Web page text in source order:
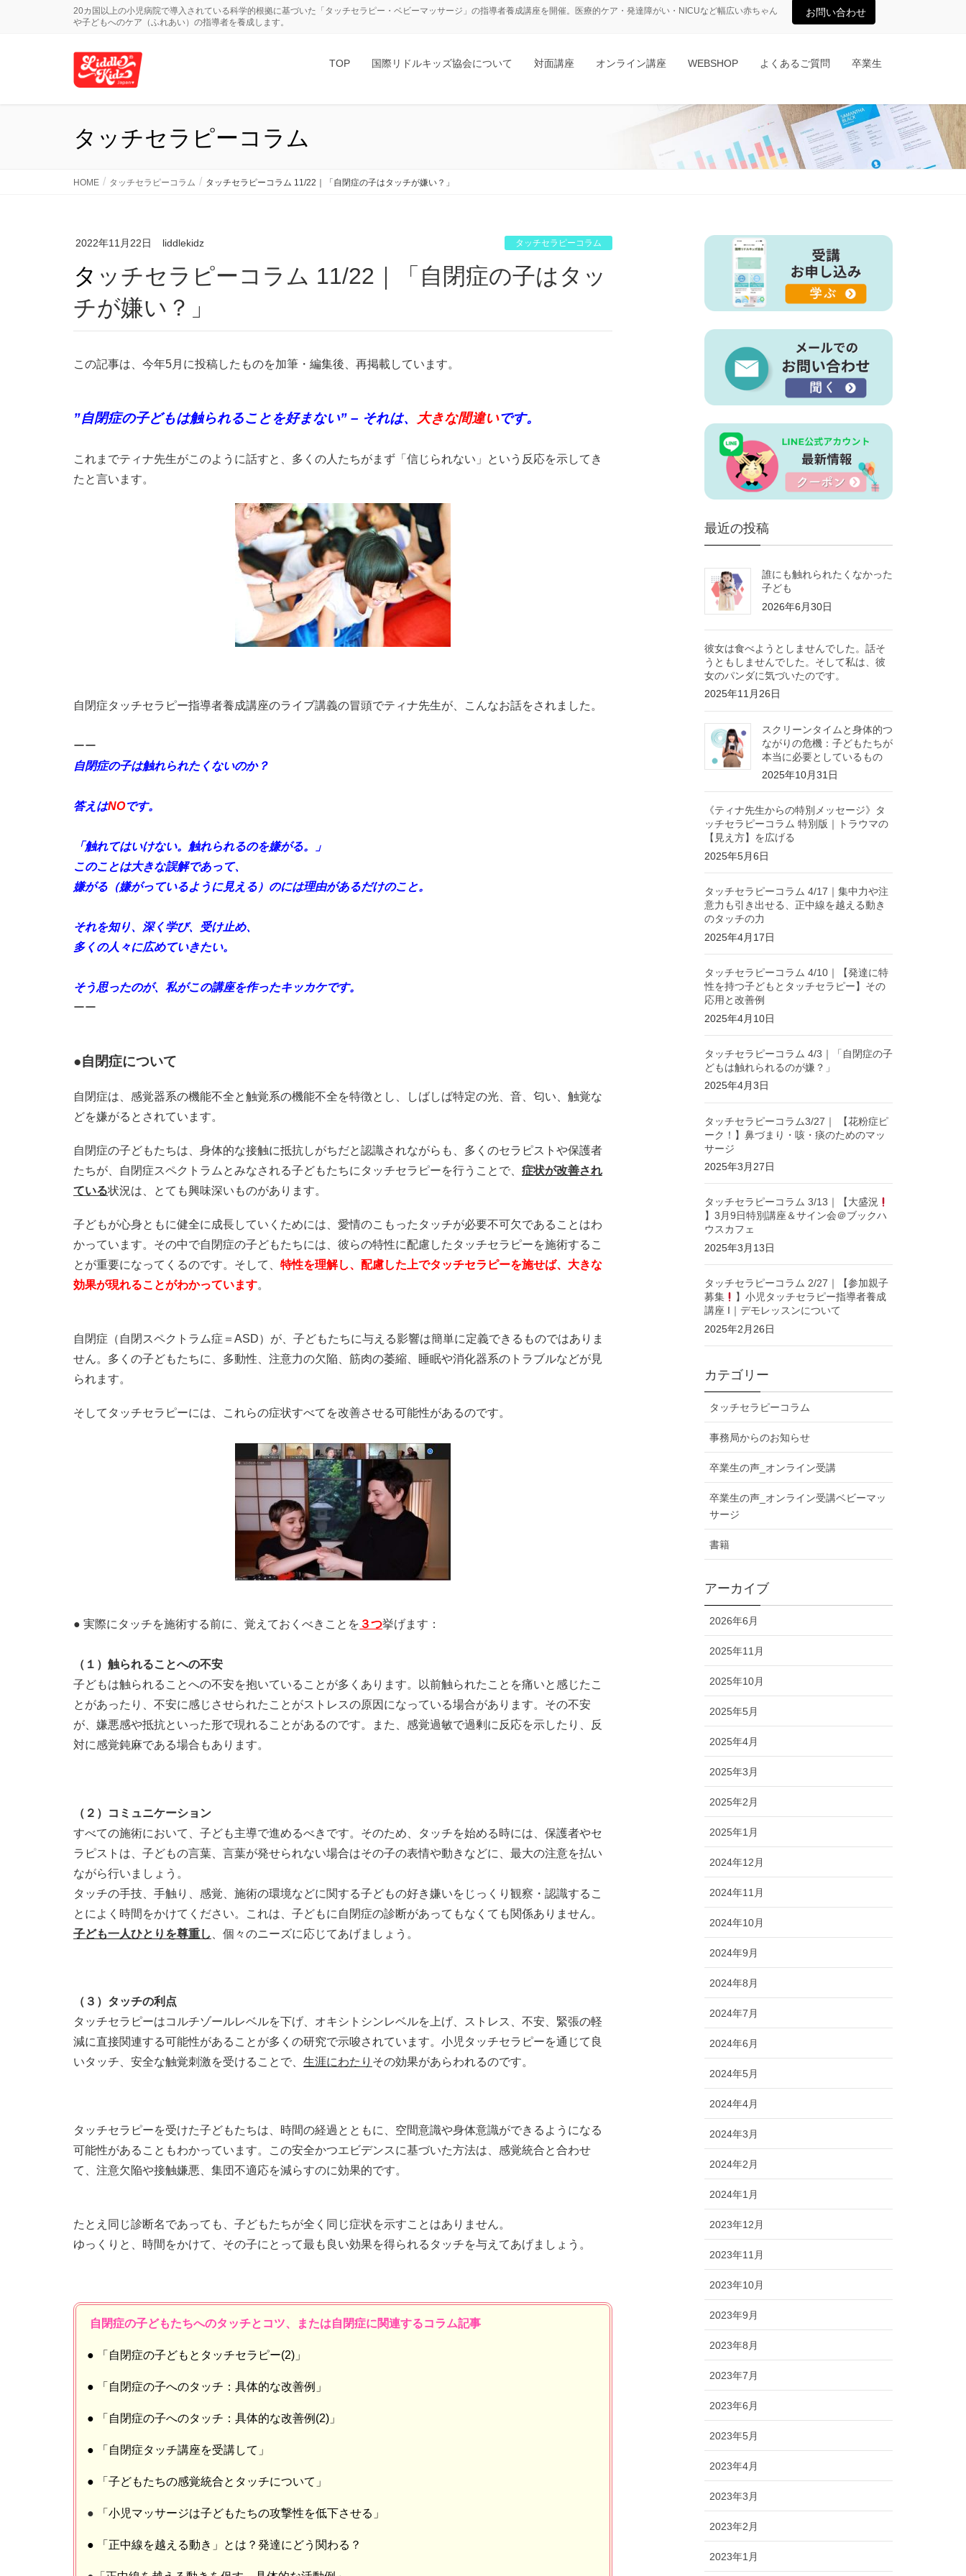
20カ国以上の小児病院で導入されている科学的根拠に基づいた「タッチセラピー・ベビーマッサージ」の指導者養成講座を開催。医療的ケア・発達障がい・NICUなど幅広い赤ちゃん
や子どもへのケア（ふれあい）の指導者を養成します。
お問い合わせ
TOP 国際リドルキッズ協会について 対面講座 オンライン講座 WEBSHOP よくあるご質問 卒業生
タッチセラピーコラム
HOME タッチセラピーコラム タッチセラピーコラム 11/22｜「自閉症の子はタッチが嫌い？」
2022年11月22日 liddlekidz タッチセラピーコラム
タッチセラピーコラム 11/22｜「自閉症の子はタッ
チが嫌い？」
この記事は、今年5月に投稿したものを加筆・編集後、再掲載しています。
”自閉症の子どもは触られることを好まない” – それは、 大きな間違いです。
これまでティナ先生がこのように話すと、多くの人たちがまず「信じられない」という反応を示してき
たと言います。
自閉症タッチセラピー指導者養成講座のライブ講義の冒頭でティナ先生が、こんなお話をされました。
ーー
自閉症の子は触れられたくないのか？
答えはNOです。
「触れてはいけない。触れられるのを嫌がる。」
このことは大きな誤解であって、
嫌がる（嫌がっているように見える）のには理由があるだけのこと。
それを知り、深く学び、受け止め、
多くの人々に広めていきたい。
そう思ったのが、私がこの講座を作ったキッカケです。
ーー
●自閉症について
自閉症は、感覚器系の機能不全と触覚系の機能不全を特徴とし、しばしば特定の光、音、匂い、触覚な
どを嫌がるとされています。
自閉症の子どもたちは、身体的な接触に抵抗しがちだと認識されながらも、多くのセラピストや保護者
たちが、自閉症スペクトラムとみなされる子どもたちにタッチセラピーを行うことで、 症状が改善され
ている状況は、とても興味深いものがあります。
子どもが心身ともに健全に成長していくためには、愛情のこもったタッチが必要不可欠であることはわ
かっています。その中で自閉症の子どもたちには、彼らの特性に配慮したタッチセラピーを施術するこ
とが重要になってくるのです。そして、 特性を理解し、配慮した上でタッチセラピーを施せば、大きな
効果が現れることがわかっています。
自閉症（自閉スペクトラム症＝ASD）が、子どもたちに与える影響は簡単に定義できるものではありま
せん。多くの子どもたちに、多動性、注意力の欠陥、筋肉の萎縮、睡眠や消化器系のトラブルなどが見
られます。
そしてタッチセラピーには、これらの症状すべてを改善させる可能性があるのです。
● 実際にタッチを施術する前に、覚えておくべきことを ３つ挙げます：
（１）触られることへの不安
子どもは触られることへの不安を抱いていることが多くあります。以前触られたことを痛いと感じたこ
とがあったり、不安に感じさせられたことがストレスの原因になっている場合があります。その不安
が、嫌悪感や抵抗といった形で現れることがあるのです。また、感覚過敏で過剰に反応を示したり、反
対に感覚鈍麻である場合もあります。
（２）コミュニケーション
すべての施術において、子ども主導で進めるべきです。そのため、タッチを始める時には、保護者やセ
ラピストは、子どもの言葉、言葉が発せられない場合はその子の表情や動きなどに、最大の注意を払い
ながら行いましょう。
タッチの手技、手触り、感覚、施術の環境などに関する子どもの好き嫌いをじっくり観察・認識するこ
とによく時間をかけてください。これは、子どもに自閉症の診断があってもなくても関係ありません。
子ども一人ひとりを尊重し
、個々のニーズに応じてあげましょう。
（３）タッチの利点
タッチセラピーはコルチゾールレベルを下げ、オキシトシンレベルを上げ、ストレス、不安、緊張の軽
減に直接関連する可能性があることが多くの研究で示唆されています。小児タッチセラピーを通じて良
いタッチ、安全な触覚刺激を受けることで、 生涯にわたり その効果があらわれるのです。
タッチセラピーを受けた子どもたちは、時間の経過とともに、空間意識や身体意識ができるようになる
可能性があることもわかっています。この安全かつエビデンスに基づいた方法は、感覚統合と合わせ
て、注意欠陥や接触嫌悪、集団不適応を減らすのに効果的です。
たとえ同じ診断名であっても、子どもたちが全く同じ症状を示すことはありません。
ゆっくりと、時間をかけて、その子にとって最も良い効果を得られるタッチを与えてあげましょう。
自閉症の子どもたちへのタッチとコツ、または自閉症に関連するコラム記事
● 「自閉症の子どもとタッチセラピー(2)」
● 「自閉症の子へのタッチ：具体的な改善例」
● 「自閉症の子へのタッチ：具体的な改善例(2)」
● 「自閉症タッチ講座を受講して」
● 「子どもたちの感覚統合とタッチについて」
● 「小児マッサージは子どもたちの攻撃性を低下させる」
● 「正中線を越える動き」とは？発達にどう関わる？
最近の投稿
誰にも触れられたくなかった
子ども
2026年6月30日
彼女は食べようとしませんでした。話そ
うともしませんでした。そして私は、彼
女のパンダに気づいたのです。
2025年11月26日
スクリーンタイムと身体的つ
ながりの危機：子どもたちが
本当に必要としているもの
2025年10月31日
《ティナ先生からの特別メッセージ》タ
ッチセラピーコラム 特別版｜トラウマの
【見え方】を広げる
2025年5月6日
タッチセラピーコラム 4/17｜集中力や注
意力も引き出せる、正中線を越える動き
のタッチの力
2025年4月17日
タッチセラピーコラム 4/10｜【発達に特
性を持つ子どもとタッチセラピー】その
応用と改善例
2025年4月10日
タッチセラピーコラム 4/3｜「自閉症の子
どもは触れられるのが嫌？」
2025年4月3日
タッチセラピーコラム3/27｜ 【花粉症ピ
ーク！】鼻づまり・咳・痰のためのマッ
サージ
2025年3月27日
タッチセラピーコラム 3/13｜【大盛況
】3月9日特別講座＆サイン会＠ブックハ
ウスカフェ
2025年3月13日
タッチセラピーコラム 2/27｜【参加親子
募集
】小児タッチセラピー指導者養成
講座 I｜デモレッスンについて
2025年2月26日
カテゴリー
タッチセラピーコラム
事務局からのお知らせ
卒業生の声_オンライン受講
卒業生の声_オンライン受講ベビーマッ
サージ
書籍
アーカイブ
2026年6月
2025年11月
2025年10月
2025年5月
2025年4月
2025年3月
2025年2月
2025年1月
2024年12月
2024年11月
2024年10月
2024年9月
2024年8月
2024年7月
2024年6月
2024年5月
2024年4月
2024年3月
2024年2月
2024年1月
2023年12月
2023年11月
2023年10月
2023年9月
2023年8月
2023年7月
2023年6月
2023年5月
2023年4月
2023年3月
2023年2月
2023年1月